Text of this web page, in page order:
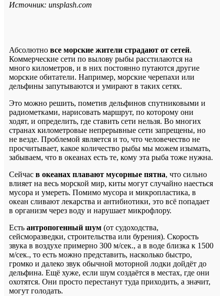
Источник: unsplash.com
Абсолютно все морские жители страдают от сетей.
Коммерческие сети по вылову рыбы расстилаются на
много километров, и в них постоянно путаются другие
морские обитатели. Например, морские черепахи или
дельфины запутываются и умирают в таких сетях.
Это можно решить, пометив дельфинов спутниковыми и
радиометками, нарисовать маршрут, по которому они
ходят, и определить, где ставить сети нельзя. Во многих
странах километровые непрерывные сети запрещены, но
не везде. Проблемой является и то, что человечество не
просчитывает, какое количество рыбы мы можем изымать,
забываем, что в океанах есть те, кому эта рыба тоже нужна.
Сейчас в океанах плавают мусорные пятна, что сильно
влияет на весь морской мир, киты могут случайно наесться
мусора и умереть. Помимо мусора и микропластика, в
океан сливают лекарства и антибиотики, это всё попадает
в организм через воду и нарушает микрофлору.
Есть антропогенный шум (от судоходства,
сейсморазведки, строительства или бурения). Скорость
звука в воздухе примерно 300 м/сек., а в воде близка к 1500
м/сек., то есть можно представить, насколько быстро,
громко и далеко звук обычной моторной лодки дойдёт до
дельфина. Ещё хуже, если шум создаётся в местах, где они
охотятся. Они просто перестанут туда приходить, а значит,
могут голодать.